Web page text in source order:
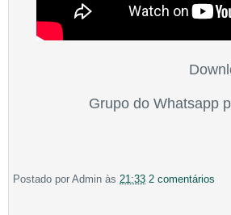
Grupo do Whatsapp
Postado por Admin às 21:33 2 comentários